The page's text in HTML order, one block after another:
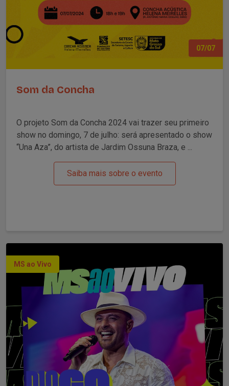
07/07
Som da Concha
O projeto Som da Concha 2024 vai trazer seu primeiro
show no domingo, 7 de julho: será apresentado o show
“Una Aza”, do artista de Jardim Ossuna Braza, e ...
Saiba mais sobre o evento
MS ao Vivo